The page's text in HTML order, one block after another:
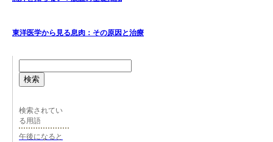
東洋医学から見る息肉：その原因と治療
検索
検索されてい
る用語
午後になると